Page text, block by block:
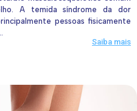
A temida síndrome da dor
pessoas fisicamente
Saiba mais